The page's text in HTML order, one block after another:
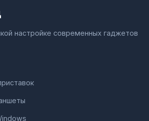
настройке современных гаджетов